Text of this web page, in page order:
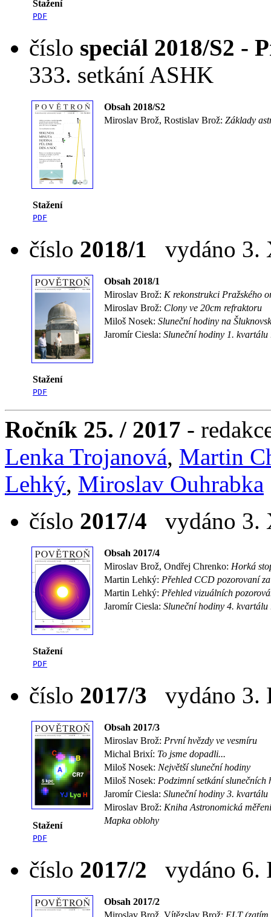
Stažení
PDF
číslo speciál 2018/S2 -
333. setkání ASHK
Stažení
PDF
Obsah 2018/S2
Miroslav Brož, Rostislav Brož: Základy
číslo 2018/1 vydáno 3.
Stažení
PDF
Obsah 2018/1
Miroslav Brož: K rekonstrukci Pražského
Miroslav Brož: Clony ve 20cm refraktoru
Miloš Nosek: Sluneční hodiny na
Jaromír Ciesla: Sluneční hodiny 1. kvartálu
Ročník 25. / 2017 -
Lenka Trojanová, Martin
Lehký, Miroslav Ouhrabka
číslo 2017/4 vydáno 3.
Stažení
PDF
Obsah 2017/4
Miroslav Brož, Ondřej Chrenko: Horká
Martin Lehký: Přehled CCD pozorovaní
Martin Lehký: Přehled vizuálních
Jaromír Ciesla: Sluneční hodiny 4. kvartálu
číslo 2017/3 vydáno 3.
Stažení
PDF
Obsah 2017/3
Miroslav Brož: První hvězdy ve vesmíru
Michal Brixí: To jsme dopadli...
Miloš Nosek: Největší sluneční hodiny
Miloš Nosek: Podzimní setkání slunečních
Jaromír Ciesla: Sluneční hodiny 3. kvartálu
Miroslav Brož: Kniha Astronomická měření
Mapka oblohy
číslo 2017/2 vydáno 6.
Obsah 2017/2
Miroslav Brož, Vítězslav Brož: ELT (zatím